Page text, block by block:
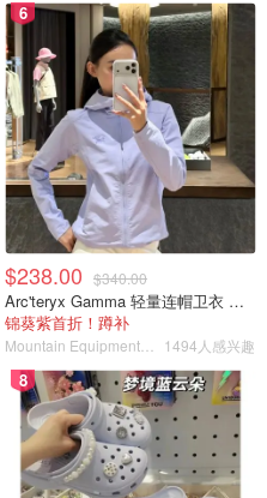
6
$238.00 $340.00
Arc'teryx Gamma 轻量连帽卫衣 女款
锦葵紫首折！蹲补
1494人感兴趣
8